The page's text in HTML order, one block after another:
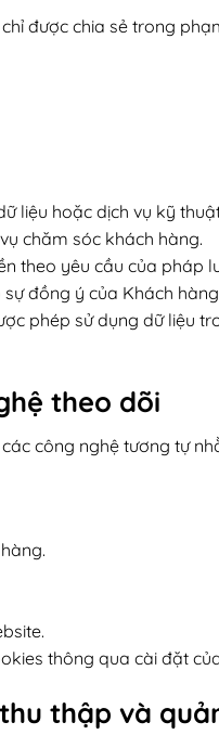
được chia sẻ trong
liệu hoặc dịch vụ kỹ
chăm sóc khách hàng.
theo yêu cầu của pháp
đồng ý của Khách
phép sử dụng dữ liệu
theo dõi
công nghệ tương tự
thông qua cài đặt
thập và